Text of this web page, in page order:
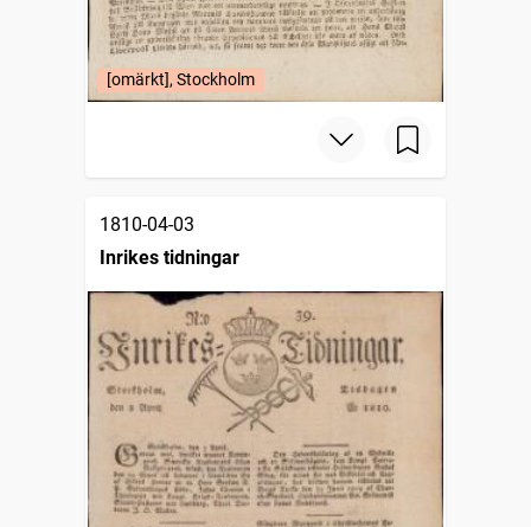
[omärkt], Stockholm
1810-04-03
Inrikes tidningar